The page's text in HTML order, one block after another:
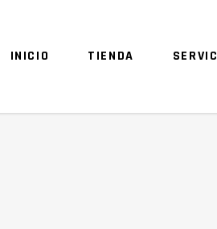
INICIO TIENDA